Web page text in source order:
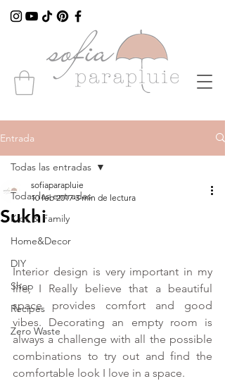
Entrada
Todas las entradas
Kids & Family
Home&Decor
DIY
Shop
Recipes
Zero Waste
Todas las entradas
Sukhi
sofiaparapluie
10 feb 2017 3 min de lectura
Interior design is very important in my
life, I Really believe that a beautiful
space provides comfort and good
vibes. Decorating an empty room is
always a challenge with all the possible
combinations to try out and find the
comfortable look I love in a space.